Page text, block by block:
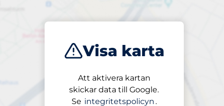
Visa karta
Att aktivera kartan
skickar data till Google.
Se integritetspolicyn .
Byvädersgatan 2-14